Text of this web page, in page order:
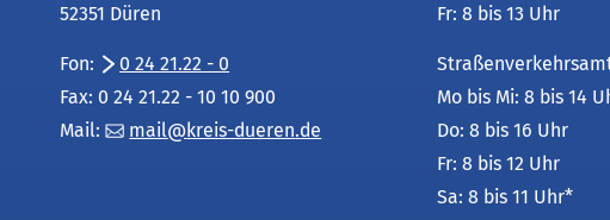
52351 Düren
Fon:
0 24 21.22 - 0
Fax: 0 24 21.22 - 10 10 900
Mail:
mail kreis-dueren de
Fr: 8 bis 13 Uhr
Mo bis Mi: 8 bis 14
Do: 8 bis 16 Uhr
Fr: 8 bis 12 Uhr
Sa: 8 bis 11 Uhr*